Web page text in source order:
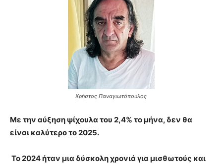
Χρήστος Παναγιωτόπουλος
Με την αύξηση ψίχουλα του 2,4% το μήνα, δεν θα
είναι καλύτερο το 2025.
Το 2024 ήταν μια δύσκολη χρονιά για μισθωτούς και